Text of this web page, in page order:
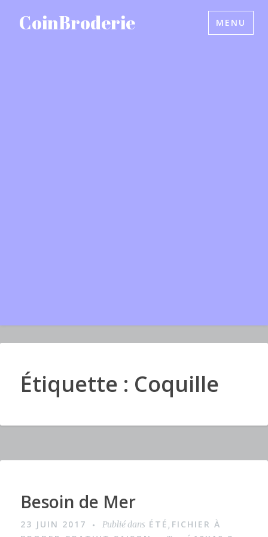
CoinBroderie MENU
Étiquette : Coquille
I
Besoin de Mer
23 JUIN 2017 Publié dans ÉTÉ, FICHIER À